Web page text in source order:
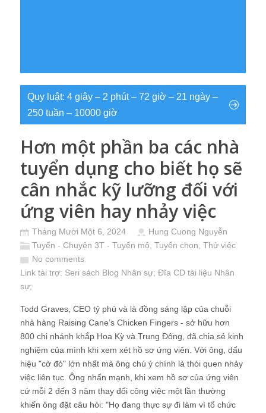
Quy luật: 4 giây – 2 phút – 72 giờ – 21 ngày –
250 tuần – 10000 giờ
Hơn một phần ba các nhà
tuyển dụng cho biết họ sẽ
cân nhắc kỹ lưỡng đối với
ứng viên hay nhảy việc
Tháng Mười Một 6, 2024
Hung Cuong Nguyễn
Tuyển - Chuyện 3T - Tuyển mộ, Tuyển chọn, Thử việc
No comments
Link tài trợ: Seri sách Blog Nhân sự; Đĩa CD tài liệu Nhân
sự;
Todd Graves, CEO tỷ phú và là đồng sáng lập của chuỗi
nhà hàng Raising Cane’s Chicken Fingers - sở hữu hơn
800 chi nhánh khắp Hoa Kỳ và Trung Đông, đã chia sẻ kinh
nghiệm của mình khi xem xét hồ sơ ứng viên. Với ông, dấu
hiệu "cờ đỏ" lớn nhất mà ông chú ý chính là thói quen nhảy
việc liên tục. Ông nhấn mạnh, khi xem hồ sơ của ứng viên
cứ mỗi 2 đến 3 năm thay đổi công việc một lần thường
khiến ông đặt câu hỏi: "Họ đang thực sự đi làm vì tổ chức